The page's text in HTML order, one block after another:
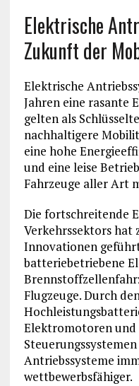
Elektrische
Zukunft der
Elektrische
Jahren eine rasante
gelten als
nachhaltigere
eine hohe
und eine leise
Fahrzeuge aller Art
Die fortschreitende
Verkehrssektors hat
Innovationen
batteriebetriebene
Flugzeuge. Durch
Elektromotoren
Antriebssysteme
wettbewerbsfähiger.